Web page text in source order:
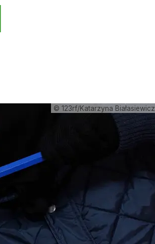
© 123rf/Katarzyna Białasiewicz